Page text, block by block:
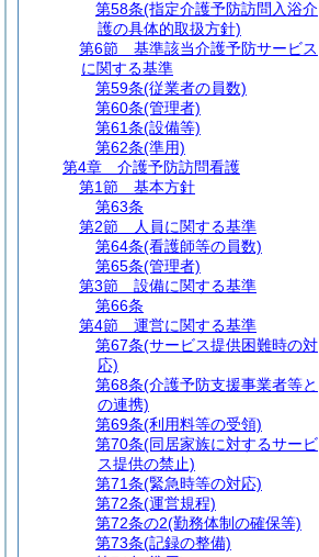
第58条(指定介護予防訪問入浴介
護の具体的取扱方針)
第6節
基準該当介護予防サービス
に関する基準
第59条(従業者の員数)
第60条(管理者)
第61条(設備等)
第62条(準用)
第4章
介護予防訪問看護
第1節
基本方針
第63条
第2節
人員に関する基準
第64条(看護師等の員数)
第65条(管理者)
第3節
設備に関する基準
第66条
第4節
運営に関する基準
第67条(サービス提供困難時の対
応)
第68条(介護予防支援事業者等と
の連携)
第69条(利用料等の受領)
第70条(同居家族に対するサービ
ス提供の禁止)
第71条(緊急時等の対応)
第72条(運営規程)
第72条の2(勤務体制の確保等)
第73条(記録の整備)